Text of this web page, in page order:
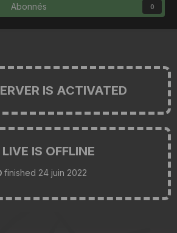
Abonnés 0
IS ACTIVATED
IS OFFLINE
finished 24 juin 2022